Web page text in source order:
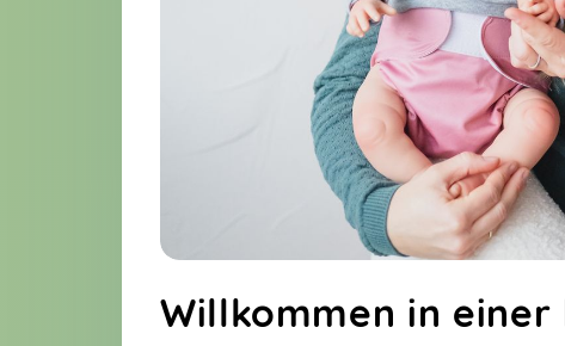
Willkommen in einer